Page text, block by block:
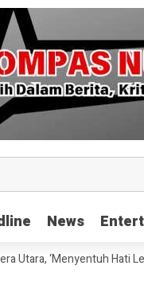
News
News
Hati Lewat Kata’